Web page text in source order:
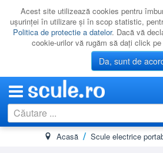
Acest site utilizează cookies pentru
uşurinţei în utilizare şi în scop statistic,
Politica de protectie a datelor. Dacă vă
cookie-urilor vă rugăm să daţi click
Da, sunt de
CATEGORII Acasă Scule electrice